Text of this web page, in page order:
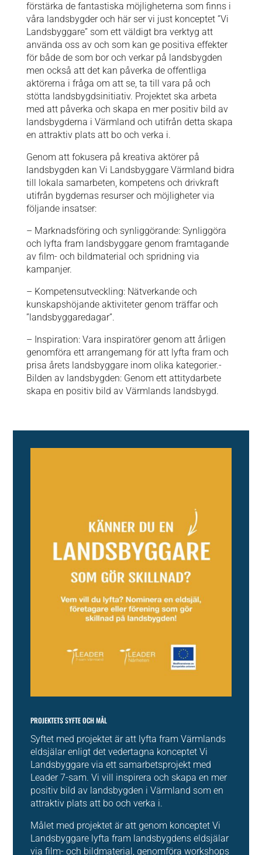
förstärka de fantastiska möjligheterna som finns i
våra landsbygder och här ser vi just konceptet ”Vi
Landsbyggare” som ett väldigt bra verktyg att
använda oss av och som kan ge positiva effekter
för både de som bor och verkar på landsbygden
men också att det kan påverka de offentliga
aktörerna i fråga om att se, ta till vara på och
stötta landsbygdsinitiativ. Projektet ska arbeta
med att påverka och skapa en mer positiv bild av
landsbygderna i Värmland och utifrån detta skapa
en attraktiv plats att bo och verka i.
Genom att fokusera på kreativa aktörer på
landsbygden kan Vi Landsbyggare Värmland bidra
till lokala samarbeten, kompetens och drivkraft
utifrån bygdernas resurser och möjligheter via
följande insatser:
– Marknadsföring och synliggörande: Synliggöra
och lyfta fram landsbyggare genom framtagande
av film- och bildmaterial och spridning via
kampanjer.
– Kompetensutveckling: Nätverkande och
kunskapshöjande aktiviteter genom träffar och
”landsbyggaredagar”.
– Inspiration: Vara inspiratörer genom att årligen
genomföra ett arrangemang för att lyfta fram och
prisa årets landsbyggare inom olika kategorier.-
Bilden av landsbygden: Genom ett attitydarbete
skapa en positiv bild av Värmlands landsbygd.
PROJEKTETS SYFTE OCH MÅL
Syftet med projektet är att lyfta fram Värmlands
eldsjälar enligt det vedertagna konceptet Vi
Landsbyggare via ett samarbetsprojekt med
Leader 7-sam. Vi vill inspirera och skapa en mer
positiv bild av landsbygden i Värmland som en
attraktiv plats att bo och verka i.
Målet med projektet är att genom konceptet Vi
Landsbyggare lyfta fram landsbygdens eldsjälar
via film- och bildmaterial, genomföra workshops